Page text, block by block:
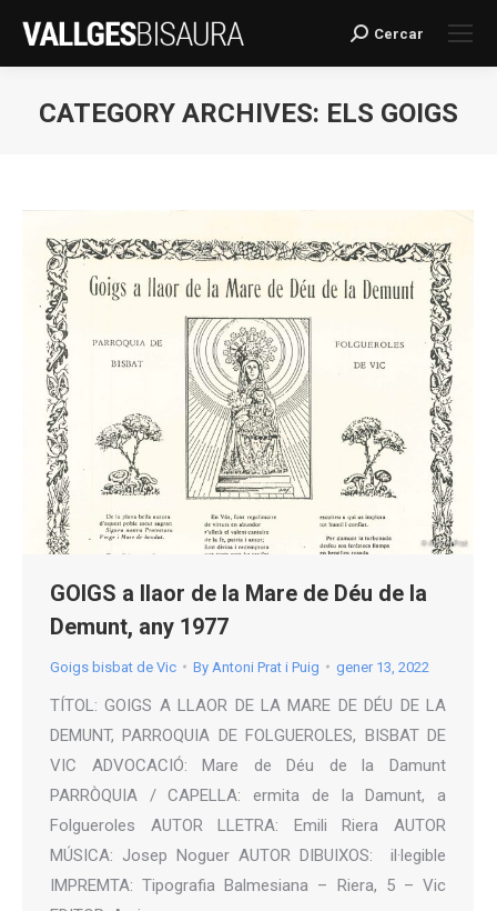
Search:
Cercar
CATEGORY ARCHIVES: ELS GOIGS
GOIGS a llaor de la Mare de Déu de la
Demunt, any 1977
Goigs bisbat de Vic By Antoni Prat i Puig gener 13, 2022
TÍTOL: GOIGS A LLAOR DE LA MARE DE DÉU DE LA
DEMUNT, PARROQUIA DE FOLGUEROLES, BISBAT DE
VIC ADVOCACIÓ: Mare de Déu de la Damunt
PARRÒQUIA / CAPELLA: ermita de la Damunt, a
Folgueroles AUTOR LLETRA: Emili Riera AUTOR
MÚSICA: Josep Noguer AUTOR DIBUIXOS: il·legible
IMPREMTA: Tipografia Balmesiana – Riera, 5 – Vic